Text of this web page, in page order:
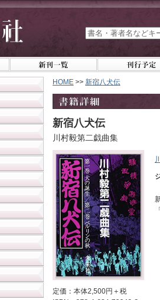
HOME >> 新宿八犬伝
新宿八犬伝
川村毅第二戯曲集
定価：本体2,500円＋税